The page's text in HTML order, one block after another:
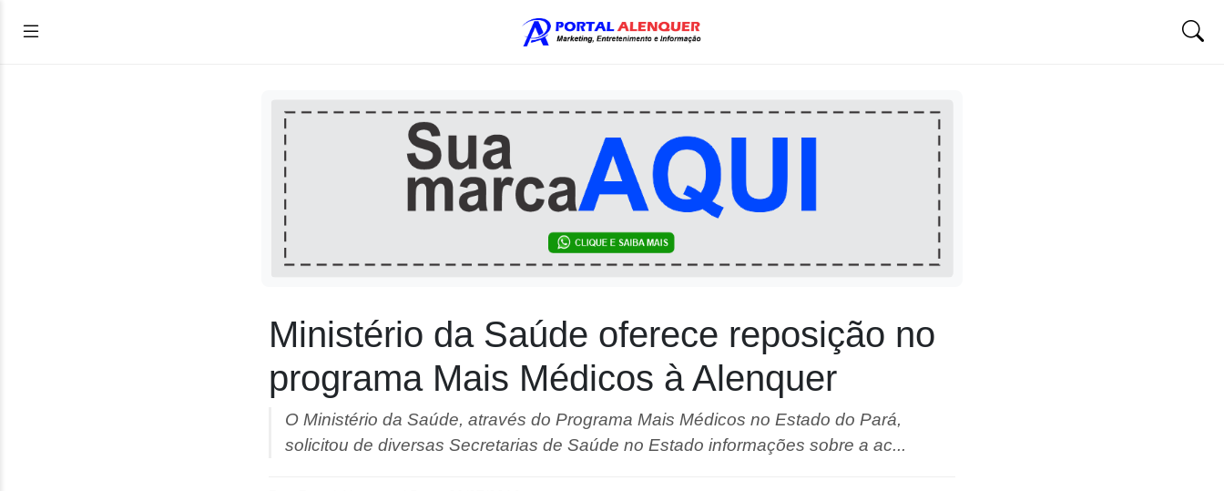
Ministério da Saúde oferece reposição no
programa Mais Médicos à Alenquer
O Ministério da Saúde, através do Programa Mais Médicos no Estado do Pará,
solicitou de diversas Secretarias de Saúde no Estado informações sobre a ac...